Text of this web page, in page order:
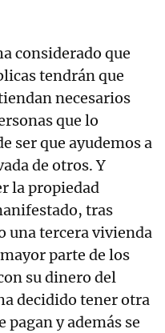
considerado que
tendrán que
necesarios
que lo
ser que ayudemos a
de otros. Y
la propiedad
tras
una tercera vivienda
parte de los
su dinero del
decidido tener otra
y además se